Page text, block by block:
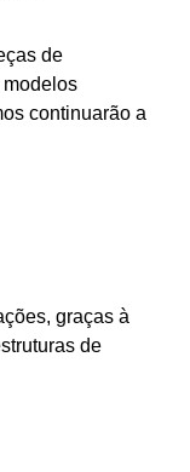
de
continuarão a
graças à
de